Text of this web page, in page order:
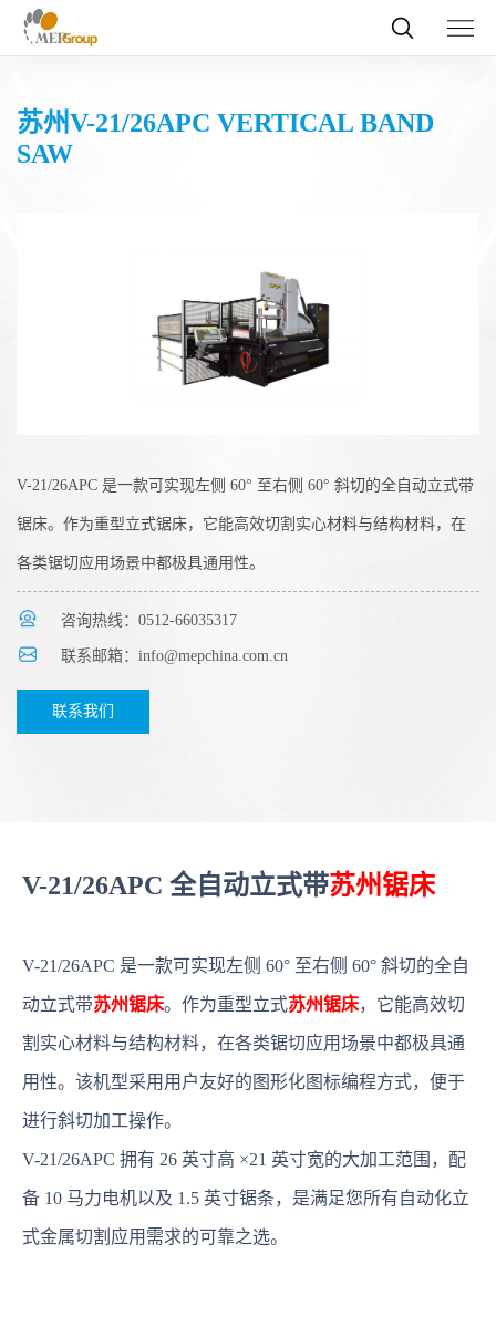
苏州V-21/26APC VERTICAL BAND
SAW
V-21/26APC 是一款可实现左侧 60° 至右侧 60° 斜切的全自动立式带
锯床。作为重型立式锯床，它能高效切割实心材料与结构材料，在
各类锯切应用场景中都极具通用性。
咨询热线：0512-66035317
联系邮箱：info@mepchina.com.cn
联系我们
V-21/26APC 全自动立式带苏州锯床
V-21/26APC 是一款可实现左侧 60° 至右侧 60° 斜切的全自
动立式带苏州锯床。作为重型立式苏州锯床，它能高效切
割实心材料与结构材料，在各类锯切应用场景中都极具通
用性。该机型采用用户友好的图形化图标编程方式，便于
进行斜切加工操作。
V-21/26APC 拥有 26 英寸高 ×21 英寸宽的大加工范围，配
备 10 马力电机以及 1.5 英寸锯条，是满足您所有自动化立
式金属切割应用需求的可靠之选。